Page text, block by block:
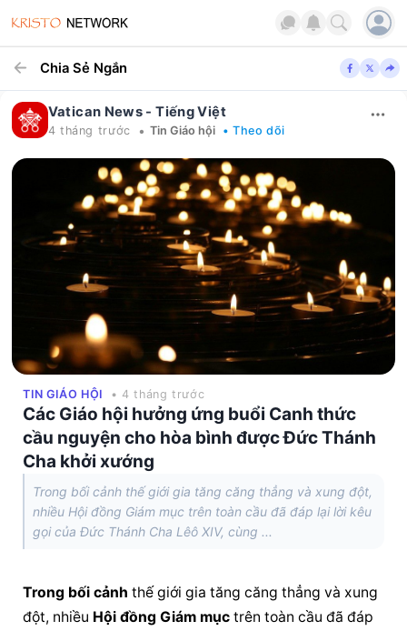
Chia Sẻ Ngắn
Vatican News - Tiếng Việt
4 tháng trước • Tin Giáo hội • Theo dõi
TIN GIÁO HỘI • 4 tháng trước
Các Giáo hội hưởng ứng buổi Canh thức
cầu nguyện cho hòa bình được Đức Thánh
Cha khởi xướng
Trong bối cảnh thế giới gia tăng căng thẳng và xung đột,
nhiều Hội đồng Giám mục trên toàn cầu đã đáp lại lời kêu
gọi của Đức Thánh Cha Lêô XIV, cùng ...
Trong bối cảnh thế giới gia tăng căng thẳng và xung
đột, nhiều Hội đồng Giám mục trên toàn cầu đã đáp